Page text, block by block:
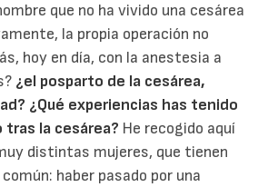
que no ha vivido una cesárea
la propia operación no
hoy en día, con la anestesia a
¿el posparto de la cesárea,
¿Qué experiencias has tenido
la cesárea? He recogido aquí
distintas mujeres, que tienen
haber pasado por una